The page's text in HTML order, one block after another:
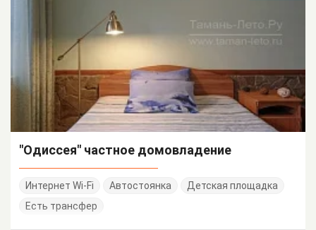
"Одиссея" частное домовладение
Интернет Wi-Fi Автостоянка
Детская площадка
Есть трансфер